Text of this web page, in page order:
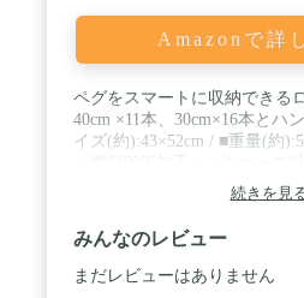
Amazonで詳
ペグをスマートに収納できる
40cm ×11本、30cm×16本とハ
イズ(約):43×52cm / ■重量(約
続きを見
みんなのレビュー
まだレビューはありません